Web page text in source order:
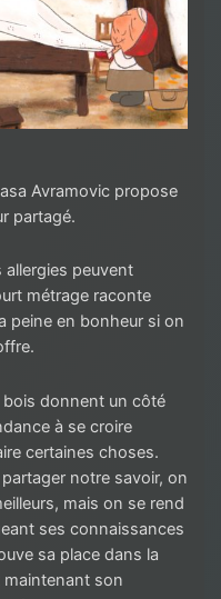
Avramovic propose
partagé.
peuvent
métrage raconte
peine en bonheur si on
donnent un côté
à se croire
certaines choses.
notre savoir, on
mais on se rend
ses connaissances
sa place dans la
son